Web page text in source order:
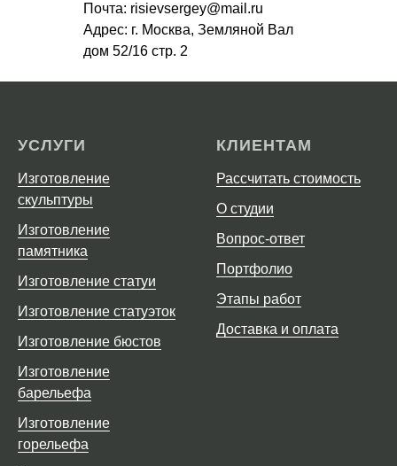
Почта: risievsergey@mail.ru
Адрес: г. Москва, Земляной Вал
дом 52/16 стр. 2
УСЛУГИ
Изготовление
скульптуры
Изготовление
памятника
Изготовление статуи
Изготовление статуэток
Изготовление бюстов
Изготовление
барельефа
Изготовление
горельефа
КЛИЕНТАМ
Рассчитать стоимость
О студии
Вопрос-ответ
Портфолио
Этапы работ
Доставка и оплата